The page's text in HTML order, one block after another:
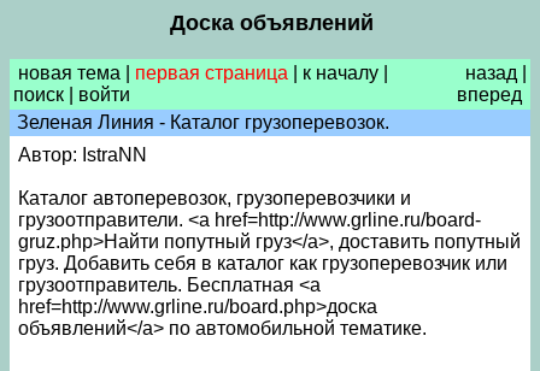
Доска объявлений
новая тема первая страница к началу
поиск
войти
назад
вперед
Зеленая Линия - Каталог грузоперевозок.
Автор: IstraNN
Каталог автоперевозок, грузоперевозчики и
грузоотправители. <a href=http://www.grline.ru/board-
gruz.php>Найти попутный груз</a>, доставить попутный
груз. Добавить себя в каталог как грузоперевозчик или
грузоотправитель. Бесплатная <a
href=http://www.grline.ru/board.php>доска
объявлений</a> по автомобильной тематике.